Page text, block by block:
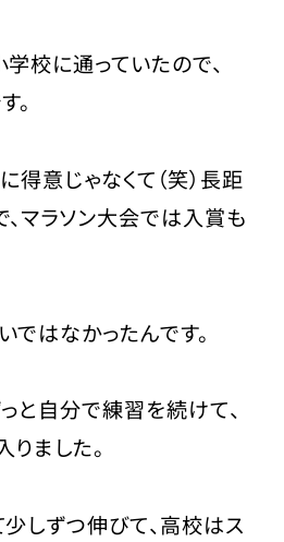
校に通っていたので、
。
得意じゃなくて（笑）長距
マラソン大会では入賞も
ではなかったんです。
と自分で練習を続けて、
ました。
しずつ伸びて、高校はス